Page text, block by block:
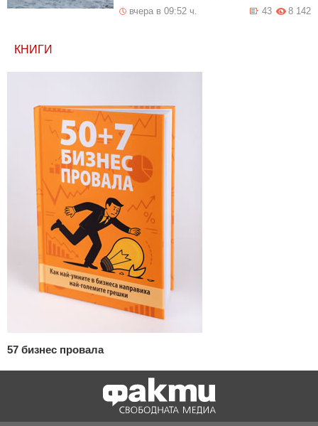
вчера в 09:52 ч. 8 142
43
КНИГИ
57 бизнес провала